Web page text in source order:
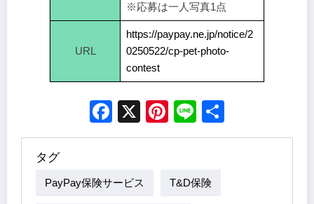
※応募は一人写真1点
URL
https://paypay.ne.jp/notice/2
0250522/cp-pet-photo-
contest
Facebook
X Pinterest
Line
タグ
PayPay保険サービス T&D保険